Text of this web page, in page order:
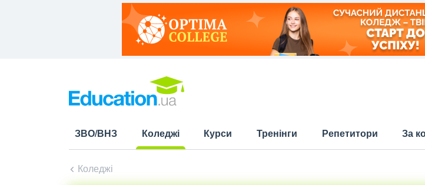
ЗВО/ВНЗ
Коледжі
Курси Тренінги Репетитори За
Коледжі